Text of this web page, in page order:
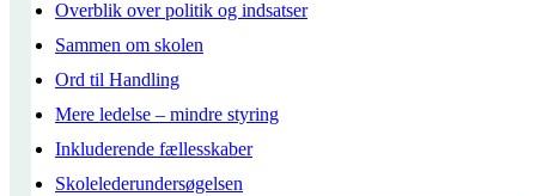
Overblik over politik og indsatser
Sammen om skolen
Ord til Handling
Mere ledelse – mindre styring
Inkluderende fællesskaber
Skolelederundersøgelsen